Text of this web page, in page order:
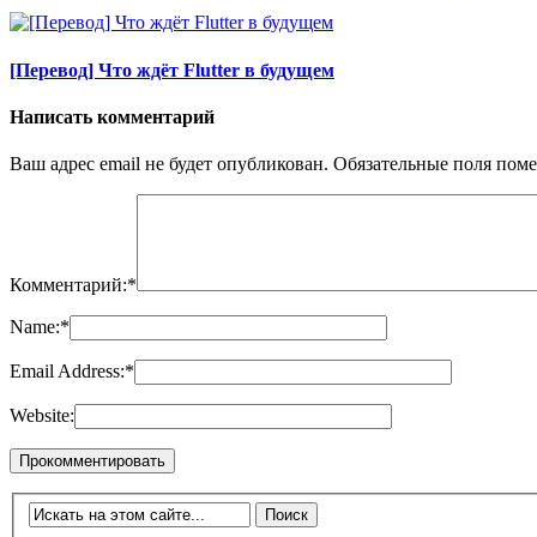
[Перевод] Что ждёт Flutter в будущем
Написать комментарий
Ваш адрес email не будет опубликован. Обязательные поля
Комментарий:*
Name:*
Email Address:*
Website: